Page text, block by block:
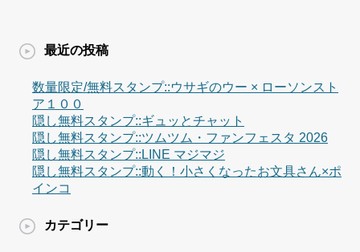
最近の投稿
数量限定/無料スタンプ::ウサギのウー × ローソンスト
ア１００
隠し無料スタンプ::ギュッとチャット
隠し無料スタンプ::ツムツム・ファンフェスタ 2026
隠し無料スタンプ::LINE マジマジ
隠し無料スタンプ::動く！小さくなったお文具さん×ポ
インコ
カテゴリー